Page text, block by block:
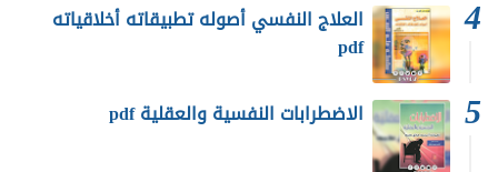
العلاج النفسي أصوله تطبيقاته أخلاقياته
pdf
الاضطرابات النفسية والعقلية pdf